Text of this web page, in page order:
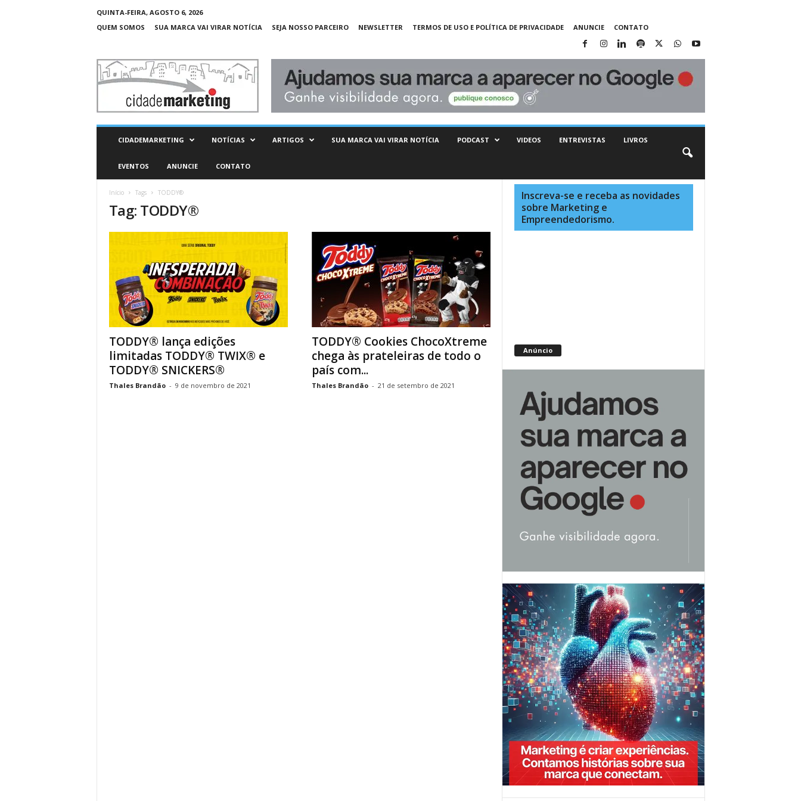
QUINTA-FEIRA, AGOSTO 6, 2026
QUEM SOMOS
SUA MARCA VAI VIRAR NOTÍCIA SEJA NOSSO PARCEIRO NEWSLETTER TERMOS DE USO E POLÍTICA DE PRIVACIDADE ANUNCIE CONTATO
C
d
CIDADEMARKETING NOTÍCIAS ARTIGOS SUA MARCA VAI VIRAR NOTÍCIA PODCAST VIDEOS ENTREVISTAS LIVROS
EVENTOS ANUNCIE CONTATO
Início Tags TODDY®
Tag: TODDY®
TODDY® lança edições
limitadas TODDY® TWIX®️ e
TODDY® SNICKERS®
Thales Brandão - 9 de novembro de 2021
TODDY® Cookies ChocoXtreme
chega às prateleiras de todo o
país com...
Thales Brandão - 21 de setembro de 2021
Inscreva-se e receba as novidades
sobre Marketing e
Empreendedorismo.
Anúncio